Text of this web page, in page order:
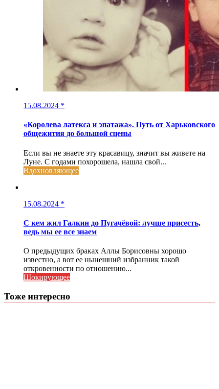
15.08.2024 *
«Королева латекса и эпатажа». Путь от Харьковского
общежития до большой сцены
Если вы не знаете эту красавицу, значит вы живете на
Луне. С годами похорошела, нашла свой...
Вдохновляющее
15.08.2024 *
С кем жил Галкин до Пугачёвой: лучше присесть,
ведь мы ее все знаем
О предыдущих браках Аллы Борисовны хорошо
известно, а вот ее нынешний избранник такой
откровенности по отношению...
Шокирующее
Тоже интересно